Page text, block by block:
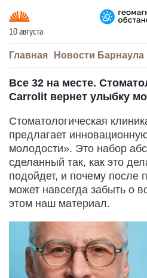
10 августа
Главная Новости Барнаула
Все 32 на месте.
Carrolit вернет улыбку
Стоматологическая
предлагает
молодости». Это набор
сделанный так, как это
подойдет, и почему после
может навсегда забыть о
этом наш материал.